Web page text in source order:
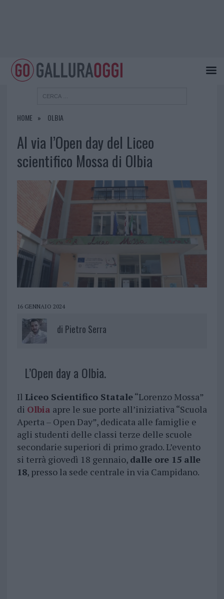
HOME OLBIA
Al via l’Open day del Liceo
scientifico Mossa di Olbia
16 GENNAIO 2024
di Pietro Serra
L’Open day a Olbia.
Il Liceo Scientifico Statale“Lorenzo Mossa”
di Olbia apre le sue porte all’iniziativa “Scuola
Aperta – Open Day”, dedicata alle famiglie e
agli studenti delle classi terze delle scuole
secondarie superiori di primo grado. L’evento
si terrà giovedì 18 gennaio, dalle ore 15 alle
18, presso la sede centrale in via Campidano.